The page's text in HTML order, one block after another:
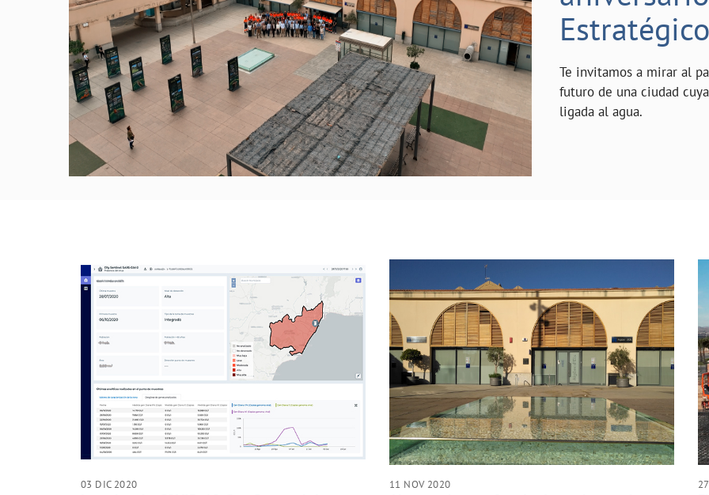
Te invitamos a mirar al
futuro de una ciudad
ligada al agua.
03 DIC 2020 11 NOV 2020